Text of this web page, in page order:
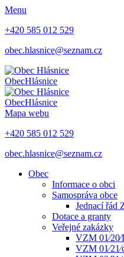
Menu
+420 585 012 529
obec.hlasnice@seznam.cz
ObecHlásnice
ObecHlásnice
Mapa webu
+420 585 012 529
obec.hlasnice@seznam.cz
Obec
Informace o obci
Samospráva obce
Jednací řád
Dotace a granty
Veřejné zakázky
VZM
VZM